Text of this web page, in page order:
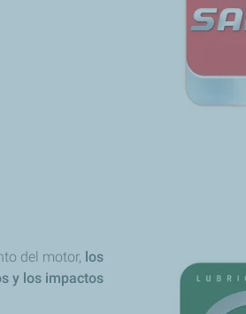
del motor, los
y los impactos